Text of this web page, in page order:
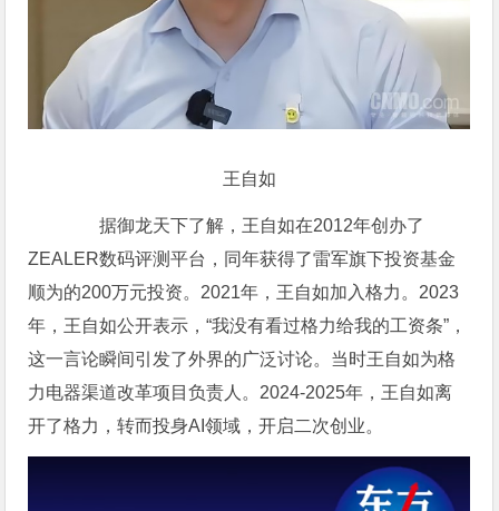
王自如
据御龙天下了解，王自如在2012年创办了
ZEALER数码评测平台，同年获得了雷军旗下投资基金
顺为的200万元投资。2021年，王自如加入格力。2023
年，王自如公开表示，“我没有看过格力给我的工资条”，
这一言论瞬间引发了外界的广泛讨论。当时王自如为格
力电器渠道改革项目负责人。2024-2025年，王自如离
开了格力，转而投身AI领域，开启二次创业。